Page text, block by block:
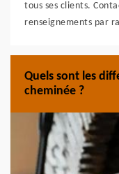
tous ses clients.
renseignements par
Quels sont les
cheminée ?